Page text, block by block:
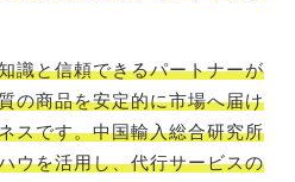
識と信頼できるパートナーが
の商品を安定的に市場へ届け
スです。中国輸入総合研究所
ウを活用し、代行サービスの